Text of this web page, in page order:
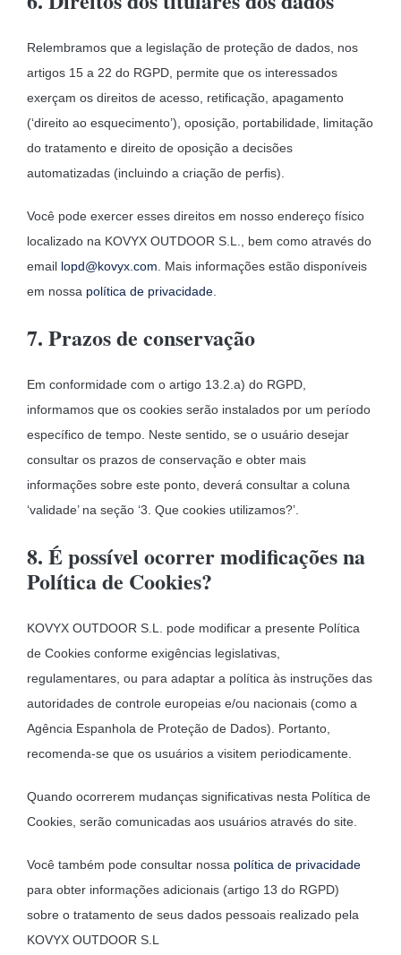
Relembramos que a legislação de proteção de dados, nos
artigos 15 a 22 do RGPD, permite que os interessados
exerçam os direitos de acesso, retificação, apagamento
(‘direito ao esquecimento’), oposição, portabilidade, limitação
do tratamento e direito de oposição a decisões
automatizadas (incluindo a criação de perfis).
Você pode exercer esses direitos em nosso endereço físico
localizado na KOVYX OUTDOOR S.L., bem como através do
email lopd@kovyx.com . Mais informações estão disponíveis
em nossa política de privacidade.
7. Prazos de conservação
Em conformidade com o artigo 13.2.a) do RGPD,
informamos que os cookies serão instalados por um período
específico de tempo. Neste sentido, se o usuário desejar
consultar os prazos de conservação e obter mais
informações sobre este ponto, deverá consultar a coluna
‘validade’ na seção ‘3. Que cookies utilizamos?’.
8. É possível ocorrer modificações na
Política de Cookies?
KOVYX OUTDOOR S.L. pode modificar a presente Política
de Cookies conforme exigências legislativas,
regulamentares, ou para adaptar a política às instruções das
autoridades de controle europeias e/ou nacionais (como a
Agência Espanhola de Proteção de Dados). Portanto,
recomenda-se que os usuários a visitem periodicamente.
Quando ocorrerem mudanças significativas nesta Política de
Cookies, serão comunicadas aos usuários através do site.
Você também pode consultar nossa política de privacidade
para obter informações adicionais (artigo 13 do RGPD)
sobre o tratamento de seus dados pessoais realizado pela
KOVYX OUTDOOR S.L